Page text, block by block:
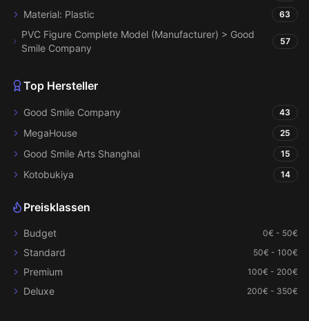
Material: Plastic 63
PVC Figure Complete Model (Manufacturer) > Good
Smile Company
57
Top Hersteller
Good Smile Company 43
MegaHouse 25
Good Smile Arts Shanghai 15
Kotobukiya 14
Preisklassen
Budget 0€ - 50€
Standard 50€ - 100€
Premium 100€ - 200€
Deluxe 200€ - 350€